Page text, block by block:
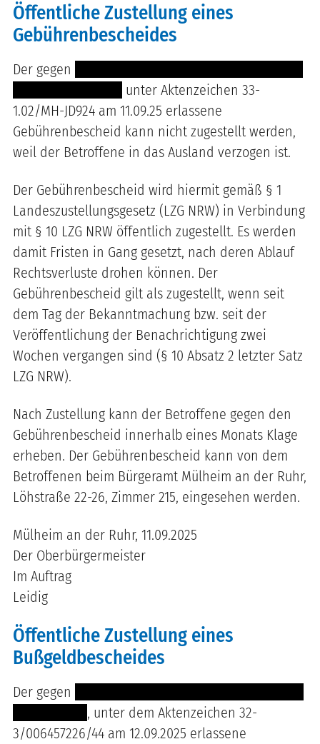
Öffentliche Zustellung eines
Gebührenbescheides
Der gegen
unter Aktenzeichen 33-
1.02/MH-JD924 am 11.09.25 erlassene
Gebührenbescheid kann nicht zugestellt werden,
weil der Betroffene in das Ausland verzogen ist.
Der Gebührenbescheid wird hiermit gemäß § 1
Landeszustellungsgesetz (LZG NRW) in Verbindung
mit § 10 LZG NRW öffentlich zugestellt. Es werden
damit Fristen in Gang gesetzt, nach deren Ablauf
Rechtsverluste drohen können. Der
Gebührenbescheid gilt als zugestellt, wenn seit
dem Tag der Bekanntmachung bzw. seit der
Veröffentlichung der Benachrichtigung zwei
Wochen vergangen sind (§ 10 Absatz 2 letzter Satz
LZG NRW).
Nach Zustellung kann der Betroffene gegen den
Gebührenbescheid innerhalb eines Monats Klage
erheben. Der Gebührenbescheid kann von dem
Betroffenen beim Bürgeramt Mülheim an der Ruhr,
Löhstraße 22-26, Zimmer 215, eingesehen werden.
Mülheim an der Ruhr, 11.09.2025
Der Oberbürgermeister
Im Auftrag
Leidig
Öffentliche Zustellung eines
Bußgeldbescheides
Der gegen
, unter dem Aktenzeichen 32-
3/006457226/44 am 12.09.2025 erlassene